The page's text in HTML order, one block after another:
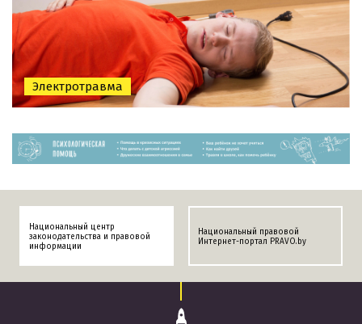
Электротравма
Национальный центр
законодательства и правовой
информации
Национальный правовой
Интернет-портал PRAVO.by